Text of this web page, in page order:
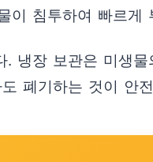
이 침투하여 빠르게
냉장 보관은 미생
폐기하는 것이 안